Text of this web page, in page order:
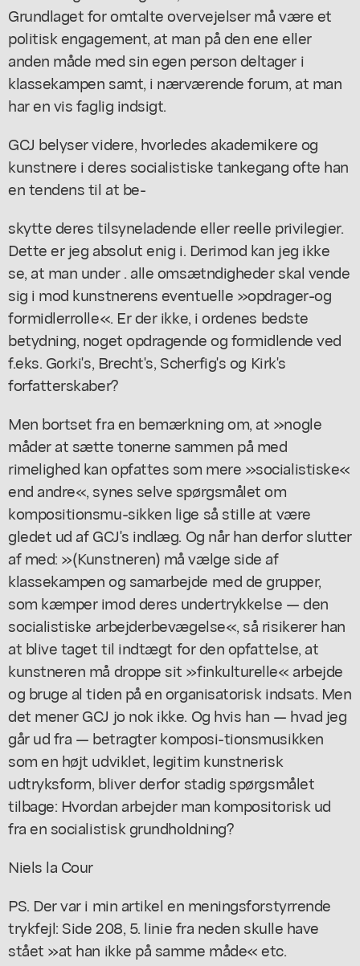
Grundlaget for omtalte overvejelser må være et
politisk engagement, at man på den ene eller
anden måde med sin egen person deltager i
klassekampen samt, i nærværende forum, at man
har en vis faglig indsigt.
GCJ belyser videre, hvorledes akademikere og
kunstnere i deres socialistiske tankegang ofte han
en tendens til at be-
skytte deres tilsyneladende eller reelle privilegier.
Dette er jeg absolut enig i. Derimod kan jeg ikke
se, at man under . alle omsætndigheder skal vende
sig i mod kunstnerens eventuelle »opdrager-og
formidlerrolle«. Er der ikke, i ordenes bedste
betydning, noget opdragende og formidlende ved
f.eks. Gorki's, Brecht's, Scherfig's og Kirk's
forfatterskaber?
Men bortset fra en bemærkning om, at »nogle
måder at sætte tonerne sammen på med
rimelighed kan opfattes som mere »socialistiske«
end andre«, synes selve spørgsmålet om
kompositionsmu-sikken lige så stille at være
gledet ud af GCJ's indlæg. Og når han derfor slutter
af med: »(Kunstneren) må vælge side af
klassekampen og samarbejde med de grupper,
som kæmper imod deres undertrykkelse — den
socialistiske arbejderbevægelse«, så risikerer han
at blive taget til indtægt for den opfattelse, at
kunstneren må droppe sit »finkulturelle« arbejde
og bruge al tiden på en organisatorisk indsats. Men
det mener GCJ jo nok ikke. Og hvis han — hvad jeg
går ud fra — betragter komposi-tionsmusikken
som en højt udviklet, legitim kunstnerisk
udtryksform, bliver derfor stadig spørgsmålet
tilbage: Hvordan arbejder man kompositorisk ud
fra en socialistisk grundholdning?
Niels la Cour
PS. Der var i min artikel en meningsforstyrrende
trykfejl: Side 208, 5. linie fra neden skulle have
stået »at han ikke på samme måde« etc.